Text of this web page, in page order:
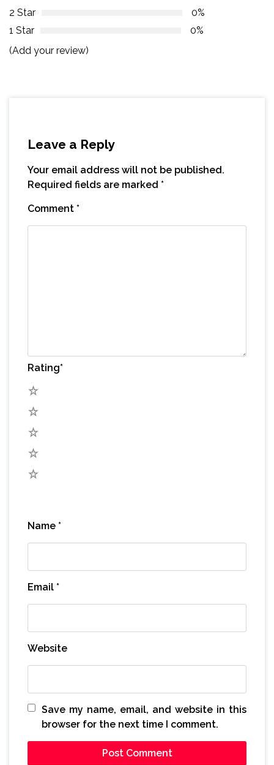
2 Star
0%
1 Star
0%
(Add your review)
Leave a Reply
Your email address will not be published.
Required fields are marked *
Comment *
Rating*
Name *
Email *
Website
Save my name, email, and website in this
browser for the next time I comment.